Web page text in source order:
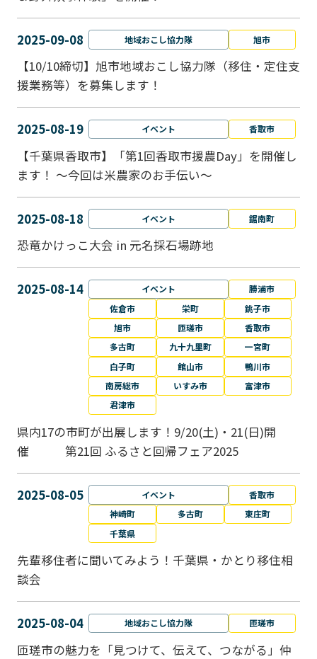
2025-09-08 地域おこし協力隊 旭市
【10/10締切】旭市地域おこし協力隊（移住・定住支
援業務等）を募集します！
2025-08-19 イベント 香取市
【千葉県香取市】「第1回香取市援農Day」を開催し
ます！ ～今回は米農家のお手伝い～
2025-08-18 イベント 鋸南町
恐竜かけっこ大会 in 元名採石場跡地
2025-08-14 イベント
勝浦市
佐倉市
栄町
銚子市
旭市
匝瑳市
香取市
多古町
九十九里町
一宮町
白子町
館山市
鴨川市
南房総市
いすみ市
富津市
君津市
県内17の市町が出展します！9/20(土)・21(日)開
催 第21回 ふるさと回帰フェア2025
2025-08-05 イベント
香取市
神崎町
多古町
東庄町
千葉県
先輩移住者に聞いてみよう！千葉県・かとり移住相
談会
2025-08-04 地域おこし協力隊 匝瑳市
匝瑳市の魅力を「見つけて、伝えて、つながる」仲